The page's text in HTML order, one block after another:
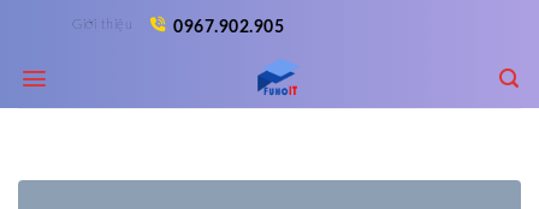
content
Giới thiệu 0967.902.905